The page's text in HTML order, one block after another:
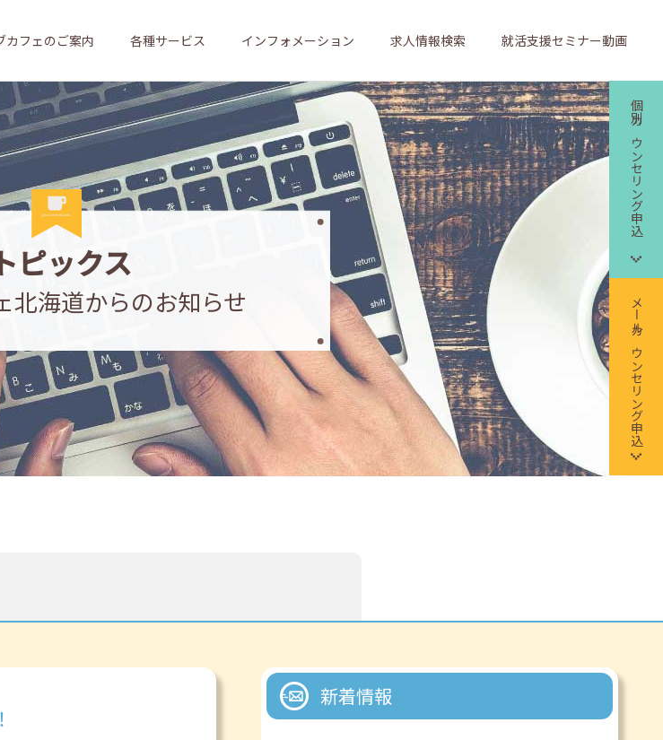
カフェのご案内 各種サービス インフォメーション 求人情報検索 就活支援セミナー動画
個別カウンセリング申込
メールカウンセリング申込
ピックス
北海道からのお知らせ
新着情報